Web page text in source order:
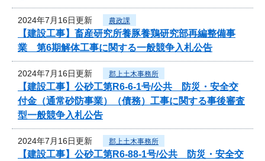
2024年7月16日更新 農政課
【建設工事】畜産研究所養豚養鶏研究部再編整備事
業 第6期解体工事に関する一般競争入札公告
2024年7月16日更新 郡上土木事務所
【建設工事】公砂工第R6-6-1号/公共 防災・安全交
付金（通常砂防事業）（債務）工事に関する事後審査
型一般競争入札公告
2024年7月16日更新 郡上土木事務所
【建設工事】公砂工第R6-88-1号/公共 防災・安全交